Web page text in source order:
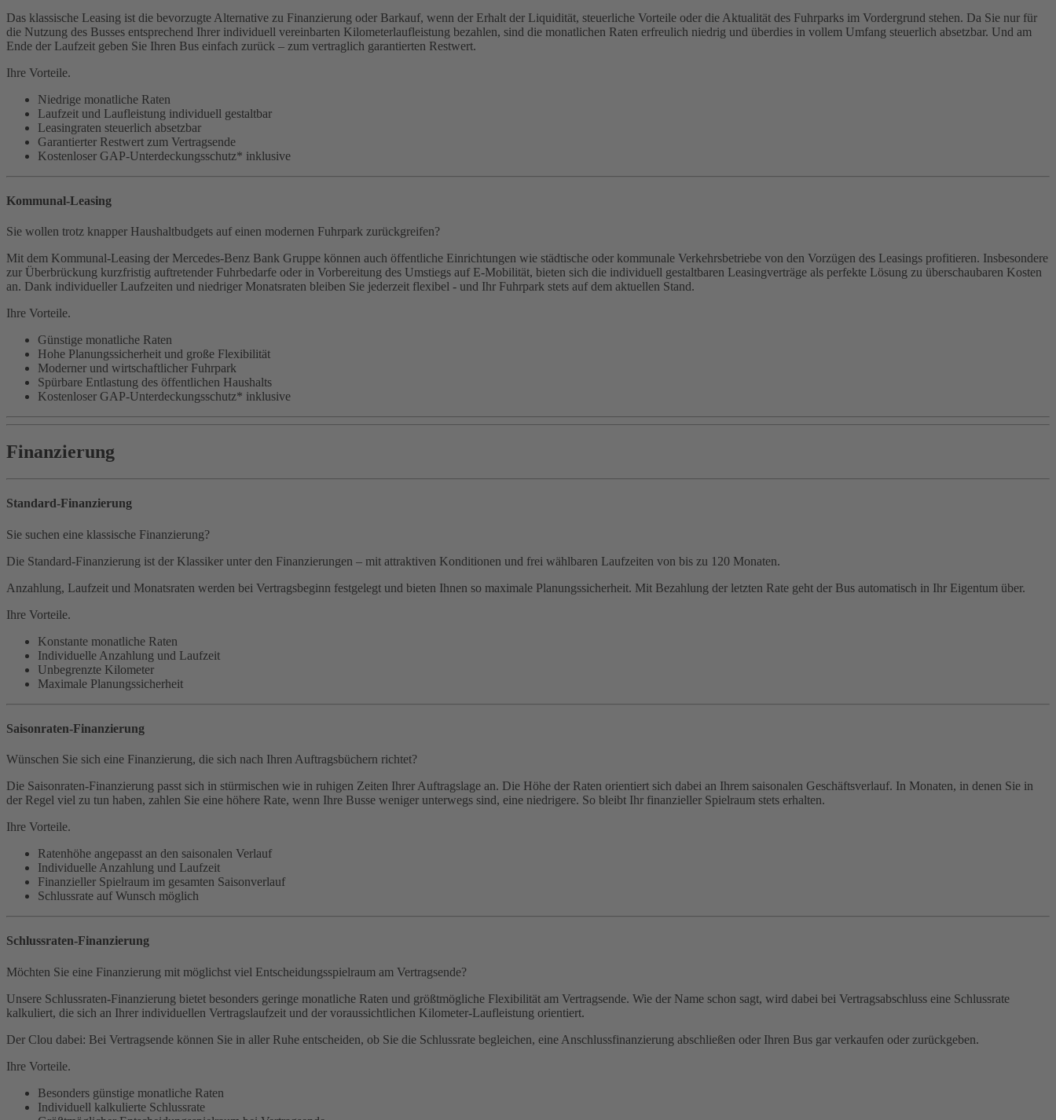
Das klassische Leasing ist die bevorzugte Alternative zu Finanzierung oder Barkauf, wenn der Erhalt der Liquidität, steuerliche Vorteile oder die Aktualität des Fuhrparks im Vordergrund stehen. Da Sie nur für
die Nutzung des Busses entsprechend Ihrer individuell vereinbarten Kilometerlaufleistung bezahlen, sind die monatlichen Raten erfreulich niedrig und überdies in vollem Umfang steuerlich absetzbar. Und am
Ende der Laufzeit geben Sie Ihren Bus einfach zurück – zum vertraglich garantierten Restwert.
Ihre Vorteile.
Niedrige monatliche Raten
Laufzeit und Laufleistung individuell gestaltbar
Leasingraten steuerlich absetzbar
Garantierter Restwert zum Vertragsende
Kostenloser GAP-Unterdeckungsschutz* inklusive
Kommunal-Leasing
Sie wollen trotz knapper Haushaltbudgets auf einen modernen Fuhrpark zurückgreifen?
Mit dem Kommunal-Leasing der Mercedes-Benz Bank Gruppe können auch öffentliche Einrichtungen wie städtische oder kommunale Verkehrsbetriebe von den Vorzügen des Leasings profitieren. Insbesondere
zur Überbrückung kurzfristig auftretender Fuhrbedarfe oder in Vorbereitung des Umstiegs auf E-Mobilität, bieten sich die individuell gestaltbaren Leasingverträge als perfekte Lösung zu überschaubaren Kosten
an. Dank individueller Laufzeiten und niedriger Monatsraten bleiben Sie jederzeit flexibel - und Ihr Fuhrpark stets auf dem aktuellen Stand.
Ihre Vorteile.
Günstige monatliche Raten
Hohe Planungssicherheit und große Flexibilität
Moderner und wirtschaftlicher Fuhrpark
Spürbare Entlastung des öffentlichen Haushalts
Kostenloser GAP-Unterdeckungsschutz* inklusive
Finanzierung
Standard-Finanzierung
Sie suchen eine klassische Finanzierung?
Die Standard-Finanzierung ist der Klassiker unter den Finanzierungen – mit attraktiven Konditionen und frei wählbaren Laufzeiten von bis zu 120 Monaten.
Anzahlung, Laufzeit und Monatsraten werden bei Vertragsbeginn festgelegt und bieten Ihnen so maximale Planungssicherheit. Mit Bezahlung der letzten Rate geht der Bus automatisch in Ihr Eigentum über.
Ihre Vorteile.
Konstante monatliche Raten
Individuelle Anzahlung und Laufzeit
Unbegrenzte Kilometer
Maximale Planungssicherheit
Saisonraten-Finanzierung
Wünschen Sie sich eine Finanzierung, die sich nach Ihren Auftragsbüchern richtet?
Die Saisonraten-Finanzierung passt sich in stürmischen wie in ruhigen Zeiten Ihrer Auftragslage an. Die Höhe der Raten orientiert sich dabei an Ihrem saisonalen Geschäftsverlauf. In Monaten, in denen Sie in
der Regel viel zu tun haben, zahlen Sie eine höhere Rate, wenn Ihre Busse weniger unterwegs sind, eine niedrigere. So bleibt Ihr finanzieller Spielraum stets erhalten.
Ihre Vorteile.
Ratenhöhe angepasst an den saisonalen Verlauf
Individuelle Anzahlung und Laufzeit
Finanzieller Spielraum im gesamten Saisonverlauf
Schlussrate auf Wunsch möglich
Schlussraten-Finanzierung
Möchten Sie eine Finanzierung mit möglichst viel Entscheidungsspielraum am Vertragsende?
Unsere Schlussraten-Finanzierung bietet besonders geringe monatliche Raten und größtmögliche Flexibilität am Vertragsende. Wie der Name schon sagt, wird dabei bei Vertragsabschluss eine Schlussrate
kalkuliert, die sich an Ihrer individuellen Vertragslaufzeit und der voraussichtlichen Kilometer-Laufleistung orientiert.
Der Clou dabei: Bei Vertragsende können Sie in aller Ruhe entscheiden, ob Sie die Schlussrate begleichen, eine Anschlussfinanzierung abschließen oder Ihren Bus gar verkaufen oder zurückgeben.
Ihre Vorteile.
Besonders günstige monatliche Raten
Individuell kalkulierte Schlussrate